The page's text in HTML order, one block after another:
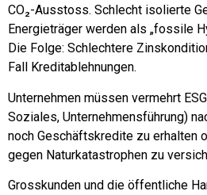
CO₂-Ausstoss. Schlecht isolierte
Energieträger werden als „fossile
Die Folge: Schlechtere
Fall Kreditablehnungen.
Unternehmen müssen vermehrt
Soziales, Unternehmensführung)
noch Geschäftskredite zu erhalten
gegen Naturkatastrophen zu
Grosskunden und die öffentliche